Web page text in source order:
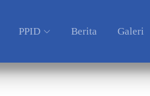
PPID Berita Galeri